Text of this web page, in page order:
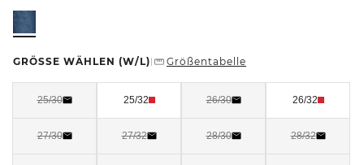
GRÖSSE WÄHLEN (W/L) Größentabelle
25/30 25/32 26/30 26/32
27/30 27/32 28/30 28/32